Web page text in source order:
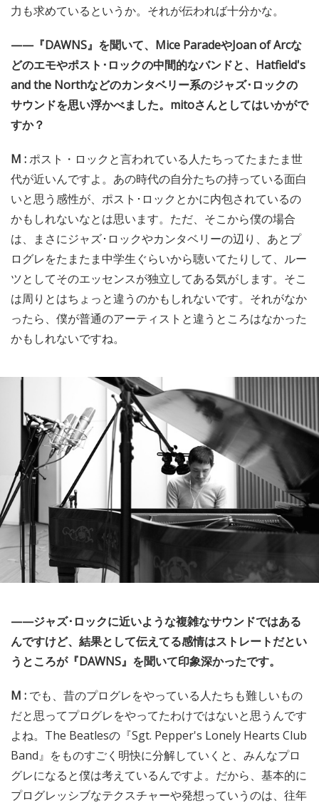
力も求めているというか。それが伝われば十分かな。
——『DAWNS』を聞いて、Mice ParadeやJoan of Arcな
どのエモやポスト･ロックの中間的なバンドと、Hatfield's
and the Northなどのカンタベリー系のジャズ･ロックの
サウンドを思い浮かべました。mitoさんとしてはいかがで
すか？
M :ポスト・ロックと言われている人たちってたまたま世
代が近いんですよ。あの時代の自分たちの持っている面白
いと思う感性が、ポスト･ロックとかに内包されているの
かもしれないなとは思います。ただ、そこから僕の場合
は、まさにジャズ･ロックやカンタベリーの辺り、あとプ
ログレをたまたま中学生ぐらいから聴いてたりして、ルー
ツとしてそのエッセンスが独立してある気がします。そこ
は周りとはちょっと違うのかもしれないです。それがなか
ったら、僕が普通のアーティストと違うところはなかった
かもしれないですね。
——ジャズ･ロックに近いような複雑なサウンドではある
んですけど、結果として伝えてる感情はストレートだとい
うところが『DAWNS』を聞いて印象深かったです。
M : でも、昔のプログレをやっている人たちも難しいもの
だと思ってプログレをやってたわけではないと思うんです
よね。The Beatlesの『Sgt. Pepper's Lonely Hearts Club
Band』をものすごく明快に分解していくと、みんなプロ
グレになると僕は考えているんですよ。だから、基本的に
プログレッシブなテクスチャーや発想っていうのは、往年